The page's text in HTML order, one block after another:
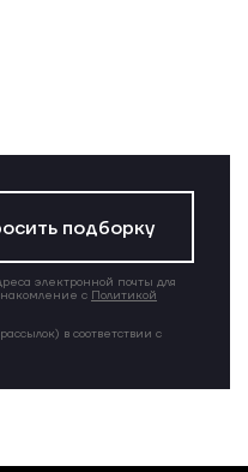
подборку
электронной почты для
с Политикой
в соответствии с